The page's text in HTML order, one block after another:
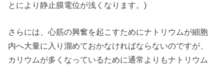
とにより静止膜電位が浅くなります。)
さらには、心筋の興奮を起こすためにナトリウムが細胞
内へ大量に入り溜めておかなければならないのですが、
カリウムが多くなっているために通常よりもナトリウム